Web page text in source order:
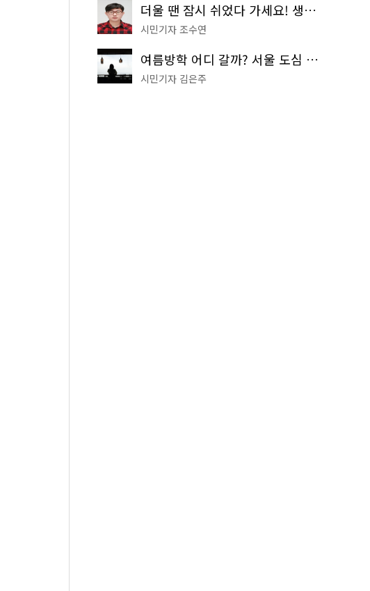
더울 땐 잠시 쉬었다 가세요! 생수 냉장고부터 해피소·무더위쉼터까지
시민기자 조수연
여름방학 어디 갈까? 서울 도심 무료 실내 여행 코스 추천
시민기자 김은주